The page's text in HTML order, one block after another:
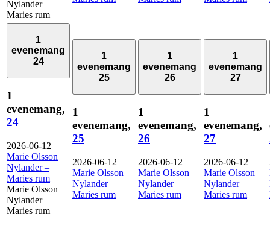
Nylander –
Maries rum
1
evenemang
24
1
evenemang,
24
2026-06-12
Marie Olsson
Nylander –
Maries rum
Marie Olsson
Nylander –
Maries rum
1
evenemang
25
1
evenemang,
25
2026-06-12
Marie Olsson
Nylander –
Maries rum
1
evenemang
26
1
evenemang,
26
2026-06-12
Marie Olsson
Nylander –
Maries rum
1
evenemang
27
1
evenemang,
27
2026-06-12
Marie Olsson
Nylander –
Maries rum